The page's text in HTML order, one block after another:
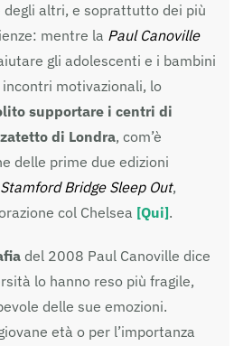
degli altri, e soprattutto dei più
mentre la Paul Canoville
gli adolescenti e i bambini
motivazionali, lo
supportare i centri di
di Londra, com’è
delle prime due edizioni
Stamford Bridge Sleep Out,
col Chelsea [Qui].
del 2008 Paul Canoville dice
lo hanno reso più fragile,
delle sue emozioni.
età o per l’importanza